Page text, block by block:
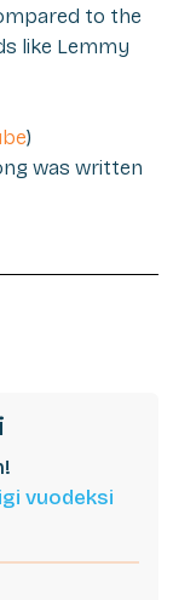
to the
like Lemmy
)
was written
vuodeksi